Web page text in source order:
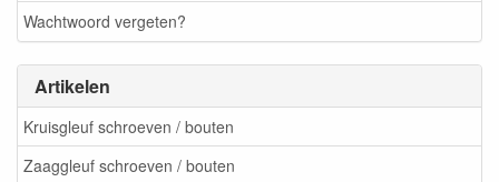
Wachtwoord vergeten?
Artikelen
Kruisgleuf schroeven / bouten
Zaaggleuf schroeven / bouten